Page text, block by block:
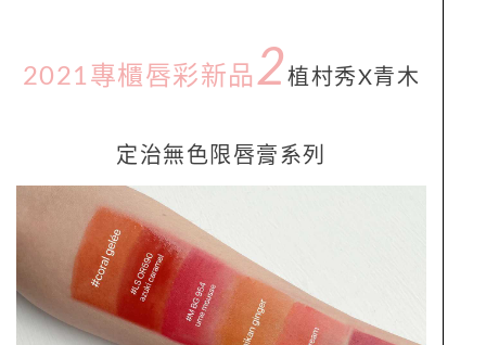
2021專櫃唇彩新品 2植村秀X青木
定治無色限唇膏系列